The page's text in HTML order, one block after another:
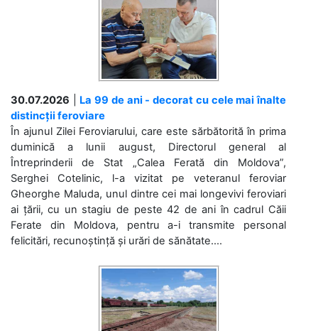
30.07.2026
La 99 de ani - decorat cu cele mai înalte
distincții feroviare
În ajunul Zilei Feroviarului, care este sărbătorită în prima
duminică a lunii august, Directorul general al
Întreprinderii de Stat „Calea Ferată din Moldova”,
Serghei Cotelinic, l-a vizitat pe veteranul feroviar
Gheorghe Maluda, unul dintre cei mai longevivi feroviari
ai țării, cu un stagiu de peste 42 de ani în cadrul Căii
Ferate din Moldova, pentru a-i transmite personal
felicitări, recunoștință și urări de sănătate....